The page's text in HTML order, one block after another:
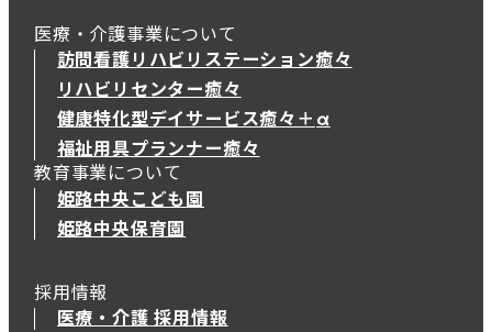
医療・介護事業について
訪問看護リハビリステーション癒々
リハビリセンター癒々
健康特化型デイサービス癒々＋ α
健康特化型デイサービス癒々＋
福祉用具プランナー癒々
教育事業について
姫路中央こども園
姫路中央保育園
採用情報
医療・介護 採用情報